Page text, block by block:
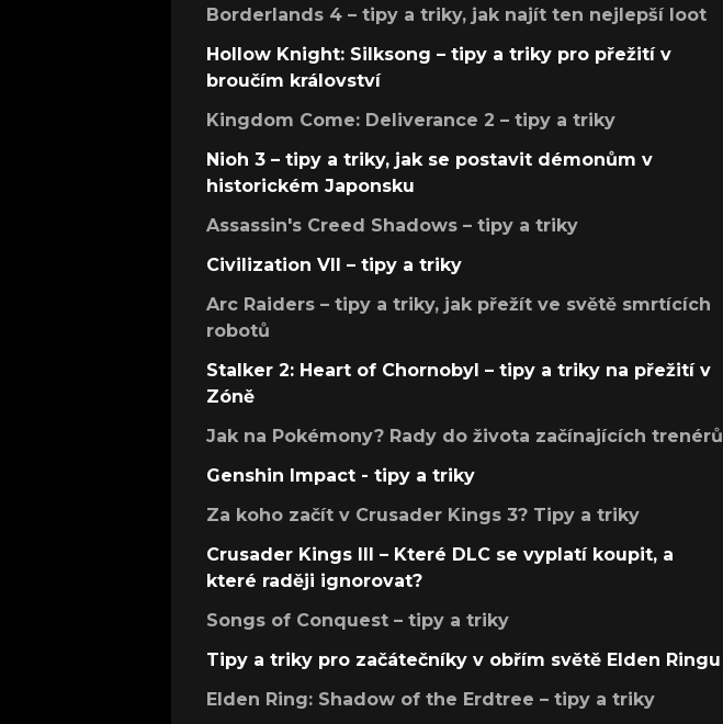
Borderlands 4 – tipy a triky, jak najít ten nejlepší loot
Hollow Knight: Silksong – tipy a triky pro přežití v
broučím království
Kingdom Come: Deliverance 2 – tipy a triky
Nioh 3 – tipy a triky, jak se postavit démonům v
historickém Japonsku
Assassin's Creed Shadows – tipy a triky
Civilization VII – tipy a triky
Arc Raiders – tipy a triky, jak přežít ve světě smrtících
robotů
Stalker 2: Heart of Chornobyl – tipy a triky na přežití v
Zóně
Jak na Pokémony? Rady do života začínajících trenérů
Genshin Impact - tipy a triky
Za koho začít v Crusader Kings 3? Tipy a triky
Crusader Kings III – Které DLC se vyplatí koupit, a
které raději ignorovat?
Songs of Conquest – tipy a triky
Tipy a triky pro začátečníky v obřím světě Elden Ringu
Elden Ring: Shadow of the Erdtree – tipy a triky